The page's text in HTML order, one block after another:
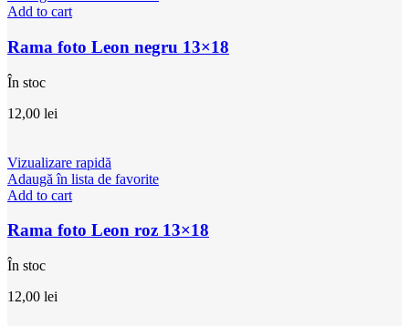
Add to cart
Rama foto Leon negru 13×18
În stoc
12,00 lei
Vizualizare rapidă
Adaugă în lista de favorite
Add to cart
Rama foto Leon roz 13×18
În stoc
12,00 lei